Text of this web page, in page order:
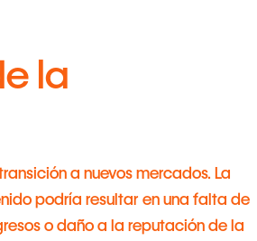
la
a nuevos mercados. La
podría resultar en una falta de
o daño a la reputación de la